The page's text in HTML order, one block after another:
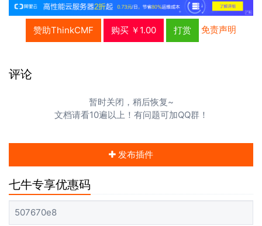
赞助ThinkCMF 购买 ￥1.00 打赏 免责声明
评论
暂时关闭，稍后恢复~
文档请看10遍以上！有问题可加QQ群！
发布插件
七牛专享优惠码
507670e8